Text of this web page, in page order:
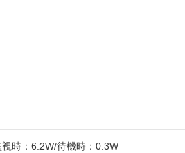
時：6.2W/待機時：0.3W